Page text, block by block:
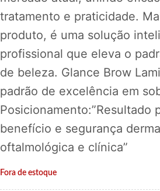
tratamento e praticidade.
produto, é uma solução
profissional que eleva o
de beleza. Glance Brow
padrão de excelência em
Posicionamento:”Resultado
benefício e segurança
oftalmológica e clínica”
Fora de estoque